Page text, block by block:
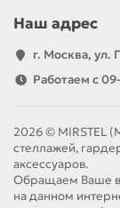
Наш адрес
г. Москва, ул.
Работаем с
2026 © MIRSTEL
стеллажей,
аксессуаров.
Обращаем Ваше
на данном